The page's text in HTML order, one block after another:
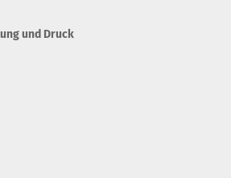
und Druck